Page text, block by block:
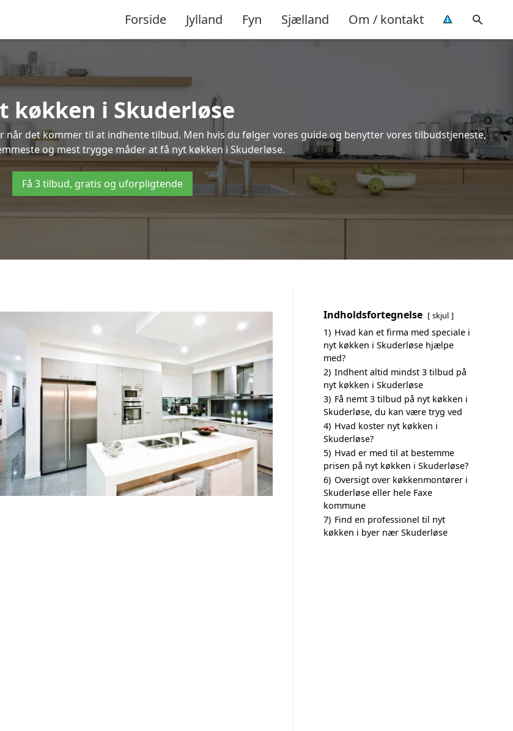
Forside Jylland Fyn Sjælland Om / kontakt
køkken i Skuderløse
det kommer til at indhente tilbud. Men hvis du følger vores guide og benytter vores tilbudstjeneste,
og mest trygge måder at få nyt køkken i Skuderløse.
Få 3 tilbud, gratis og uforpligtende
Indholdsfortegnelse skjul
1) Hvad kan et firma med speciale i
nyt køkken i Skuderløse hjælpe
med?
2) Indhent altid mindst 3 tilbud på
nyt køkken i Skuderløse
3) Få nemt 3 tilbud på nyt køkken i
Skuderløse, du kan være tryg ved
4) Hvad koster nyt køkken i
Skuderløse?
5) Hvad er med til at bestemme
prisen på nyt køkken i Skuderløse?
6) Oversigt over køkkenmontører i
Skuderløse eller hele Faxe
kommune
7) Find en professionel til nyt
køkken i byer nær Skuderløse